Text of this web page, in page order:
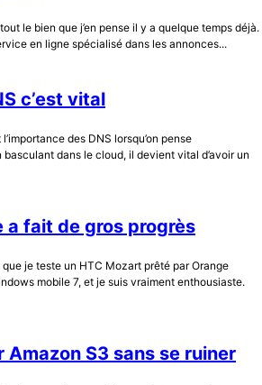
le bien que j’en pense il y a quelque temps déjà.
en ligne spécialisé dans les annonces...
c’est vital
des DNS lorsqu’on pense
dans le cloud, il devient vital d’avoir un
a fait de gros progrès
je teste un HTC Mozart prêté par Orange
mobile 7, et je suis vraiment enthousiaste.
Amazon S3 sans se ruiner